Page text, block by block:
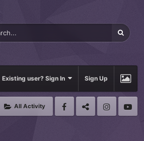
Existing user? Sign In Sign Up
All Activity